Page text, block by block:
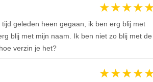
★★★★
geleden heen gegaan, ik ben erg blij met
blij met mijn naam. Ik ben niet zo blij met de
verzin je het?
★★★★